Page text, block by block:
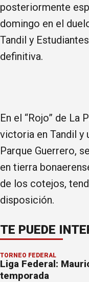
posteriormente
domingo en el
Tandil y
definitiva.
En el “Rojo” de La
victoria en Tandil y
Parque Guerrero,
en tierra
de los cotejos,
disposición.
TE PUEDE
TORNEO FEDERAL
Liga Federal:
temporada